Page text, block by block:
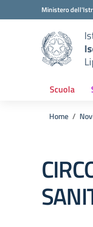
Vai ai contenuti
Vai al menu di navigazione
Ministero
Scuola
Home